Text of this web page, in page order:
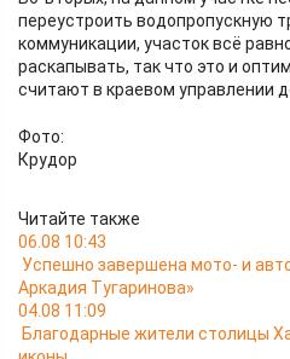
переустроить водопропускную
коммуникации, участок всё
раскапывать, так что это и
считают в краевом управлении
Фото:
Крудор
Читайте также
06.08 10:43
Успешно завершена мото- и
Аркадия Тугаринова»
04.08 11:09
Благодарные жители столицы